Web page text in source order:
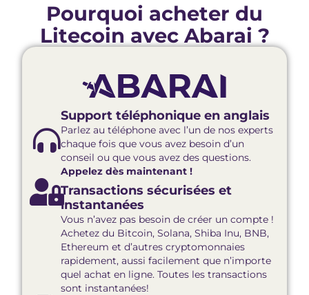
Pourquoi acheter du
Litecoin avec Abarai ?
Support téléphonique en anglais
Parlez au téléphone avec l’un de nos experts
chaque fois que vous avez besoin d’un
conseil ou que vous avez des questions.
Appelez dès maintenant !
Transactions sécurisées et
instantanées
Vous n’avez pas besoin de créer un compte !
Achetez du Bitcoin, Solana, Shiba Inu, BNB,
Ethereum et d’autres cryptomonnaies
rapidement, aussi facilement que n’importe
quel achat en ligne. Toutes les transactions
sont instantanées!